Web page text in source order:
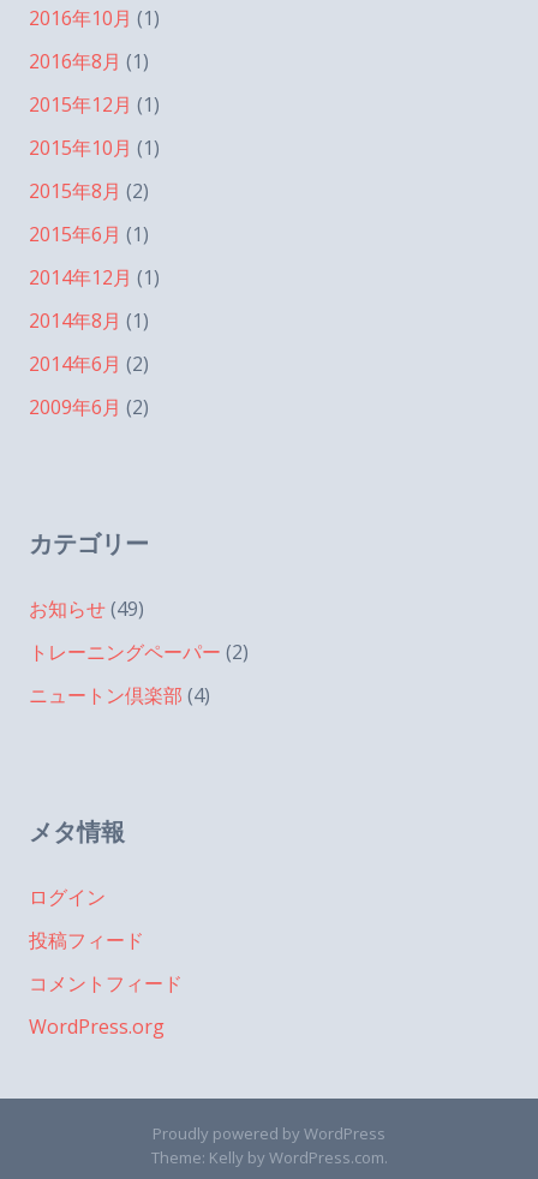
2016年10月 (1)
2016年8月 (1)
2015年12月 (1)
2015年10月 (1)
2015年8月 (2)
2015年6月 (1)
2014年12月 (1)
2014年8月 (1)
2014年6月 (2)
2009年6月 (2)
カテゴリー
お知らせ(49)
トレーニングペーパー (2)
ニュートン倶楽部 (4)
メタ情報
ログイン
投稿フィード
コメントフィード
WordPress.org
Proudly powered by WordPress
Theme: Kelly by WordPress.com.